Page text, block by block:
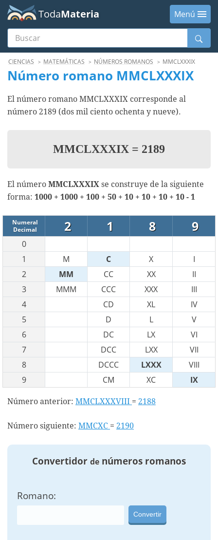
TodaMateria
Menú
Buscar
MenúCIENCIAS MATEMÁTICAS NÚMEROS ROMANOS MMCLXXXIX
Número romano MMCLXXXIX
El número romano MMCLXXXIX corresponde al
número 2189 (dos mil ciento ochenta y nueve).
MMCLXXXIX = 2189
El número MMCLXXXIX se construye de la siguiente
forma: 1000 + 1000 + 100 + 50 + 10 + 10 + 10 + 10 - 1
Numeral
Decimal
2 1 8 9
0
1
M C X
I
2
MM CC XX
II
3
MMM CCC XXX
III
4
CD XL
IV
5
D L
V
6
DC LX
VI
7
DCC LXX
VII
8
DCCC LXXX
VIII
9
CM XC IX
Número anterior: MMCLXXXVIII = 2188
Número siguiente: MMCXC = 2190
Convertidor de números romanos
Romano:
Convertir